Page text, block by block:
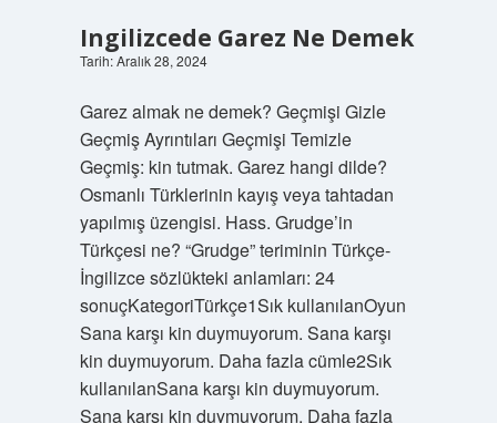
Ingilizcede Garez Ne Demek
Tarih: Aralık 28, 2024
Garez almak ne demek? Geçmişi Gizle
Geçmiş Ayrıntıları Geçmişi Temizle
Geçmiş: kin tutmak. Garez hangi dilde?
Osmanlı Türklerinin kayış veya tahtadan
yapılmış üzengisi. Hass. Grudge’in
Türkçesi ne? “Grudge” teriminin Türkçe-
İngilizce sözlükteki anlamları: 24
sonuçKategoriTürkçe1Sık kullanılanOyun
Sana karşı kin duymuyorum. Sana karşı
kin duymuyorum. Daha fazla cümle2Sık
kullanılanSana karşı kin duymuyorum.
Sana karşı kin duymuyorum. Daha fazla